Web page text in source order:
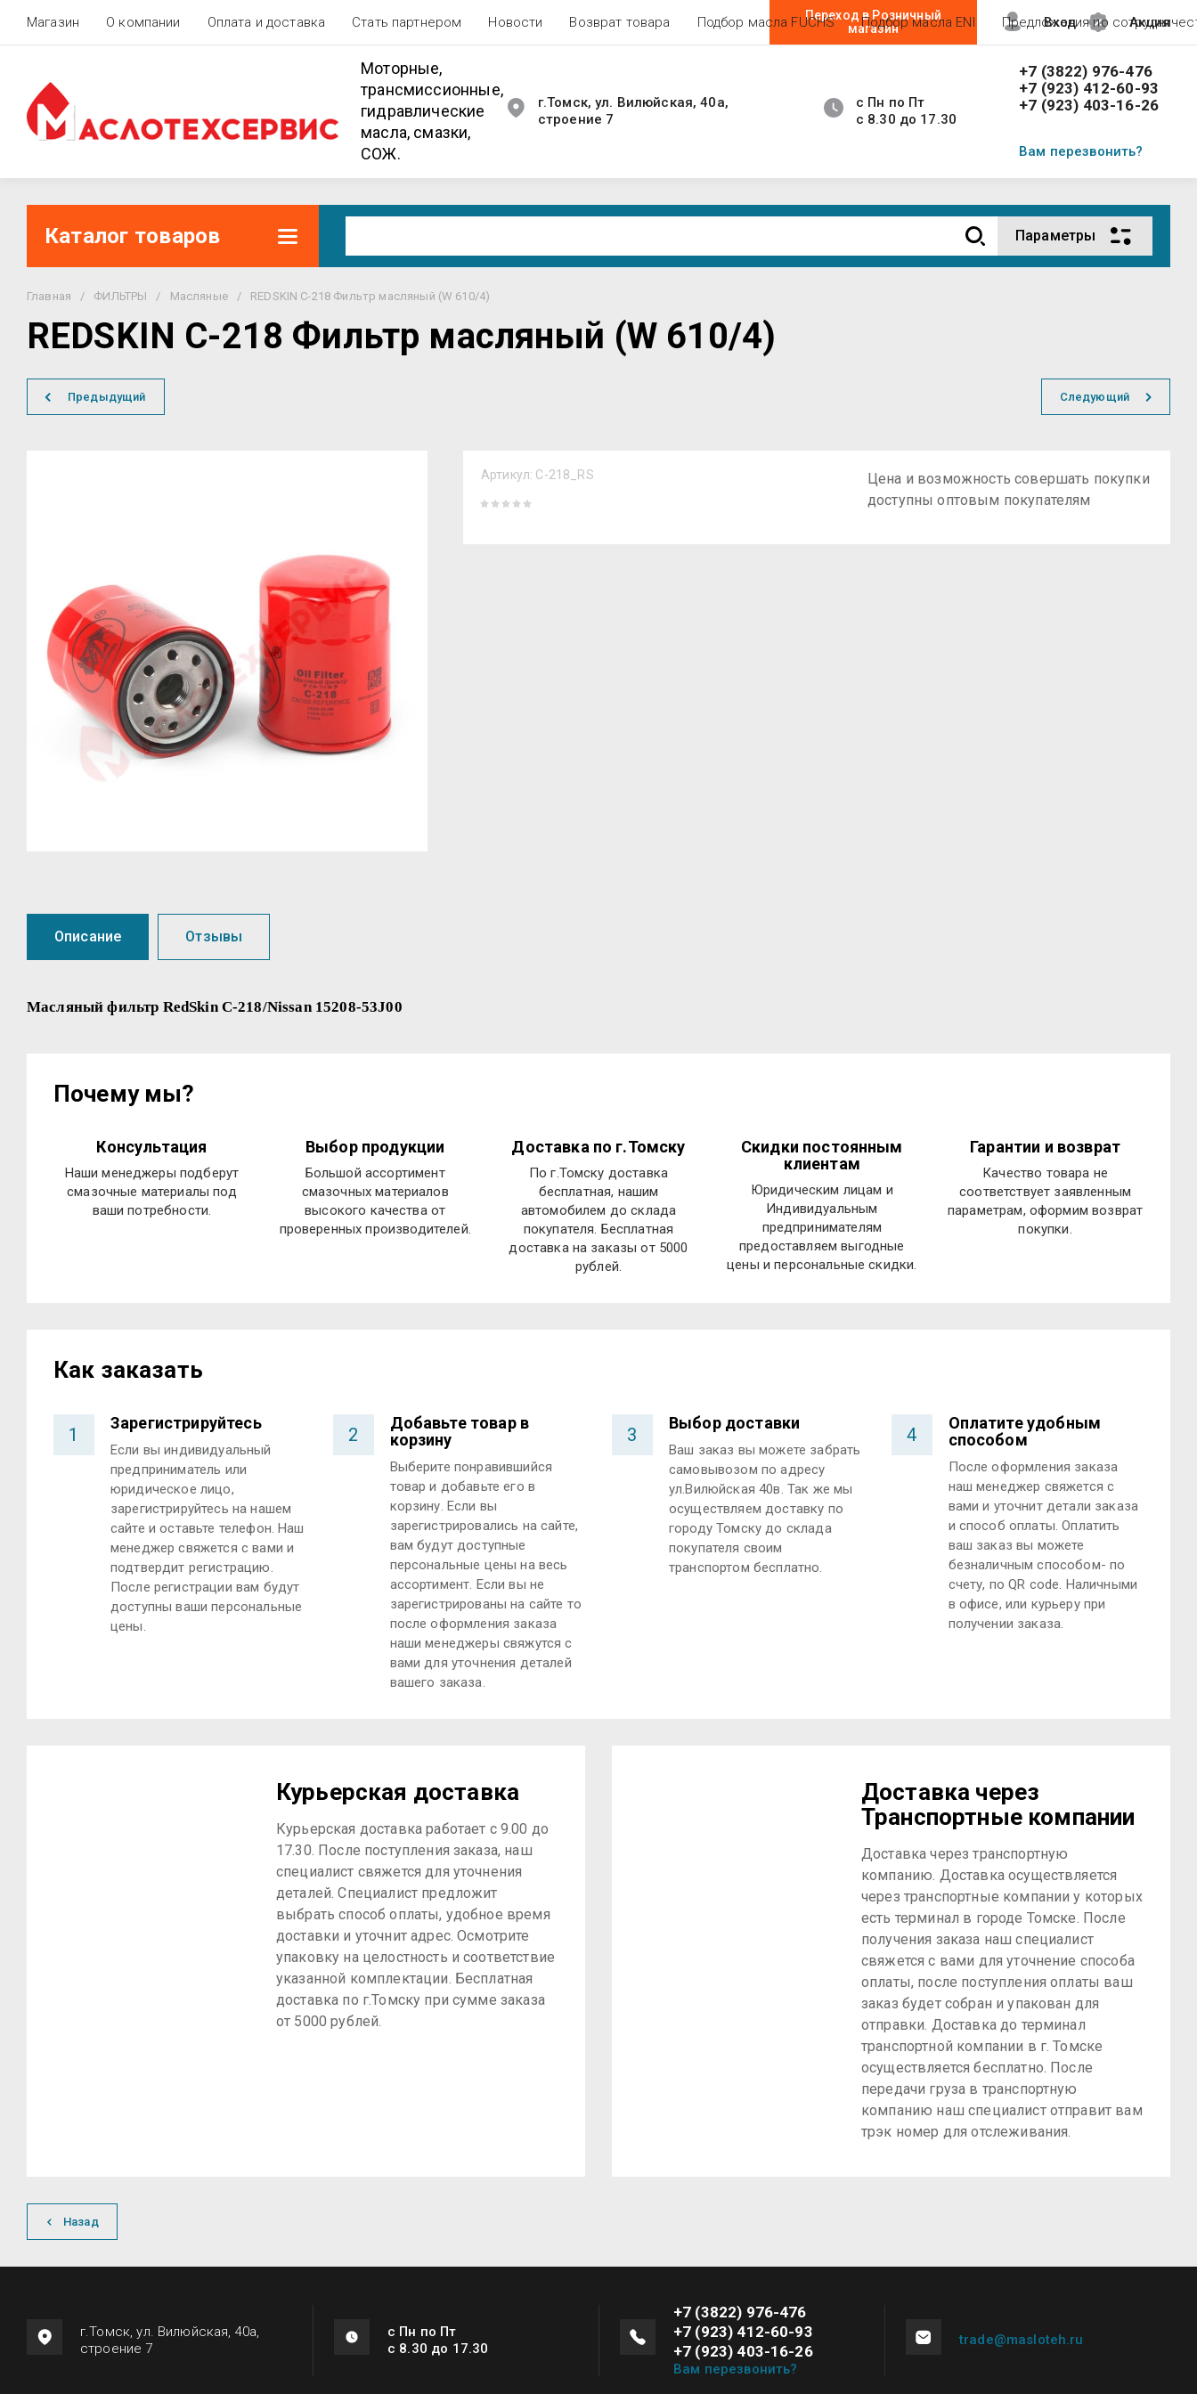
Магазин О компании Оплата и доставка Стать партнером Новости Возврат товара Подбор масла FUCHS Подбор масла ENI Предложения по
Переход в Розничный
магазин
Вход Акция
Моторные,
трансмиссионные,
гидравлические
масла, смазки,
СОЖ.
г.Томск, ул. Вилюйская, 40а,
строение 7
с Пн по Пт
с 8.30 до 17.30
+7 (3822) 976-476
+7 (923) 412-60-93
+7 (923) 403-16-26
Вам перезвонить?
Каталог товаров Параметры
Главная / ФИЛЬТРЫ / Масляные / REDSKIN C-218 Фильтр масляный (W 610/4)
REDSKIN C-218 Фильтр масляный (W 610/4)
Предыдущий Следующий
Артикул: C-218_RS
Цена и возможность совершать покупки
доступны оптовым покупателям
Описание Отзывы
Масляный фильтр RedSkin C-218/Nissan 15208-53J00
Почему мы?
Консультация
Наши менеджеры подберут
смазочные материалы под
ваши потребности.
Выбор продукции
Большой ассортимент
смазочных материалов
высокого качества от
проверенных производителей.
Доставка по г.Томску
По г.Томску доставка
бесплатная, нашим
автомобилем до склада
покупателя. Бесплатная
доставка на заказы от 5000
рублей.
Скидки постоянным
клиентам
Юридическим лицам и
Индивидуальным
предпринимателям
предоставляем выгодные
цены и персональные скидки.
Гарантии и возврат
Качество товара не
соответствует заявленным
параметрам, оформим возврат
покупки.
Как заказать
1
Зарегистрируйтесь
Если вы индивидуальный
предприниматель или
юридическое лицо,
зарегистрируйтесь на нашем
сайте и оставьте телефон. Наш
менеджер свяжется с вами и
подтвердит регистрацию.
После регистрации вам будут
доступны ваши персональные
цены.
2
Добавьте товар в
корзину
Выберите понравившийся
товар и добавьте его в
корзину. Если вы
зарегистрировались на сайте,
вам будут доступные
персональные цены на весь
ассортимент. Если вы не
зарегистрированы на сайте то
после оформления заказа
наши менеджеры свяжутся с
вами для уточнения деталей
вашего заказа.
3
Выбор доставки
Ваш заказ вы можете забрать
самовывозом по адресу
ул.Вилюйская 40в. Так же мы
осуществляем доставку по
городу Томску до склада
покупателя своим
транспортом бесплатно.
4
Оплатите удобным
способом
После оформления заказа
наш менеджер свяжется с
вами и уточнит детали заказа
и способ оплаты. Оплатить
ваш заказ вы можете
безналичным способом- по
счету, по QR code. Наличными
в офисе, или курьеру при
получении заказа.
Курьерская доставка
Курьерская доставка работает с 9.00 до
17.30. После поступления заказа, наш
специалист свяжется для уточнения
деталей. Специалист предложит
выбрать способ оплаты, удобное время
доставки и уточнит адрес. Осмотрите
упаковку на целостность и соответствие
указанной комплектации. Бесплатная
доставка по г.Томску при сумме заказа
от 5000 рублей.
Доставка через
Транспортные компании
Доставка через транспортную
компанию. Доставка осуществляется
через транспортные компании у которых
есть терминал в городе Томске. После
получения заказа наш специалист
свяжется с вами для уточнение способа
оплаты, после поступления оплаты ваш
заказ будет собран и упакован для
отправки. Доставка до терминал
транспортной компании в г. Томске
осуществляется бесплатно. После
передачи груза в транспортную
компанию наш специалист отправит вам
трэк номер для отслеживания.
Назад
г.Томск, ул. Вилюйская, 40а,
строение 7
с Пн по Пт
с 8.30 до 17.30
+7 (3822) 976-476
+7 (923) 412-60-93
+7 (923) 403-16-26
Вам перезвонить?
trade@masloteh.ru